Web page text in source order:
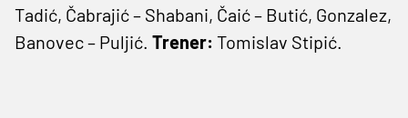
Tadić, Čabrajić – Shabani, Čaić – Butić, Gonzalez,
Banovec – Puljić. Trener: Tomislav Stipić.